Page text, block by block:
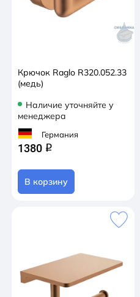
Крючок Raglo R320.052.33
(медь)
Наличие уточняйте у
менеджера
Германия
1380 q
В корзину